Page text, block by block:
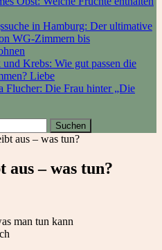
in Hamburg: Der ultimative
WG-Zimmern bis
und Krebs: Wie gut passen die
Liebe
Flucher: Die Frau hinter „Die
aus – was tun?
aus – was tun?